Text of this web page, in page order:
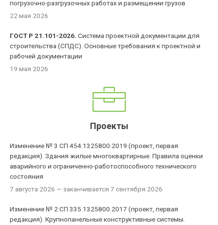
погрузочно-разгрузочных работах и размещении грузов
22 мая 2026
ГОСТ Р 21.101-2026. Система проектной документации для
строительства (СПДС). Основные требования к проектной и
рабочей документации
19 мая 2026
Проекты
Изменение № 3 СП 454.1325800.2019 (проект, первая
редакция). Здания жилые многоквартирные. Правила оценки
аварийного и ограниченно-работоспособного технического
состояния
7 августа 2026 — заканчивается 7 сентября 2026
Изменение № 2 СП 335.1325800.2017 (проект, первая
редакция). Крупнопанельные конструктивные системы.